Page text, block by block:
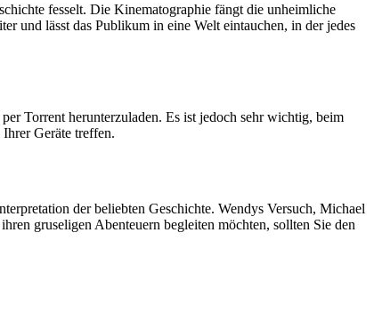
fesselt. Die Kinematographie fängt die unheimliche
und lässt das Publikum in eine Welt eintauchen, in der jedes
Torrent herunterzuladen. Es ist jedoch sehr wichtig, beim
Geräte treffen.
der beliebten Geschichte. Wendys Versuch, Michael
gruseligen Abenteuern begleiten möchten, sollten Sie den